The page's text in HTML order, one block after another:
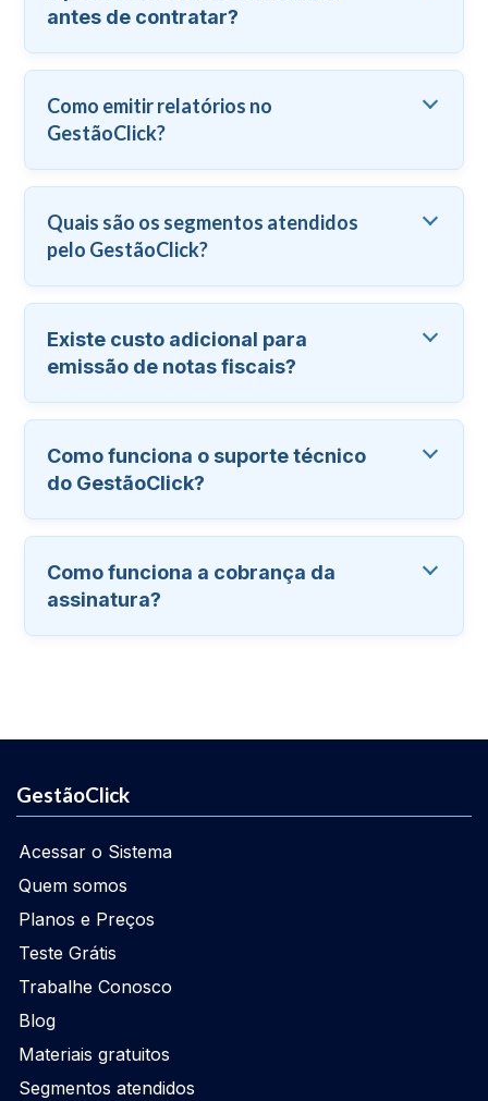
antes de contratar?
Como emitir relatórios no
GestãoClick?
Quais são os segmentos atendidos
pelo GestãoClick?
Existe custo adicional para
emissão de notas fiscais?
Como funciona o suporte técnico
do GestãoClick?
Como funciona a cobrança da
assinatura?
GestãoClick
Acessar o Sistema
Quem somos
Planos e Preços
Teste Grátis
Trabalhe Conosco
Blog
Materiais gratuitos
Segmentos atendidos